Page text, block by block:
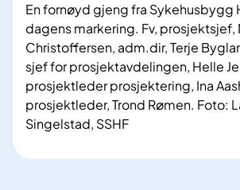
En fornøyd gjeng fra Sykehusbygg
dagens markering. Fv, prosjektsjef,
Christoffersen, adm.dir, Terje
sjef for prosjektavdelingen, Helle
prosjektleder prosjektering, Ina
prosjektleder, Trond Rømen. Foto:
Singelstad, SSHF